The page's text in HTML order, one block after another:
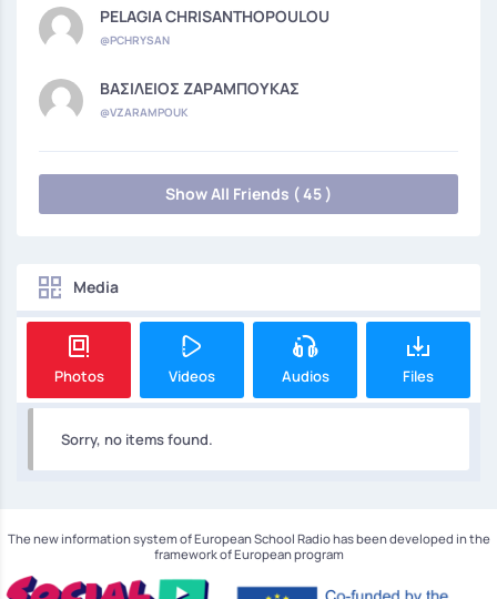
PELAGIA CHRISANTHOPOULOU
@PCHRYSAN
ΒΑΣΙΛΕΙΟΣ ΖΑΡΑΜΠΟΥΚΑΣ
@VZARAMPOUK
Show All Friends ( 45 )
Media
Photos Videos Audios Files
Sorry, no items found.
The new information system of European School Radio has been developed in the
framework of European program